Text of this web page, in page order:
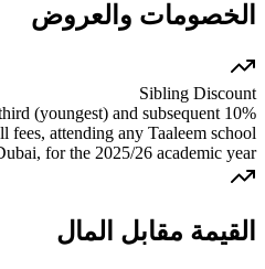
الخصومات والعروض
Sibling Discount
third (youngest) and subsequent
attending any Taaleem school
for the 2025/26 academic year.
القيمة مقابل المال